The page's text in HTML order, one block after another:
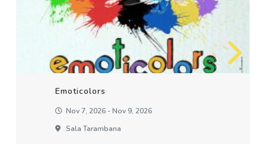
Emoticolors
Nov 7, 2026 - Nov 9, 2026
Sala Tarambana